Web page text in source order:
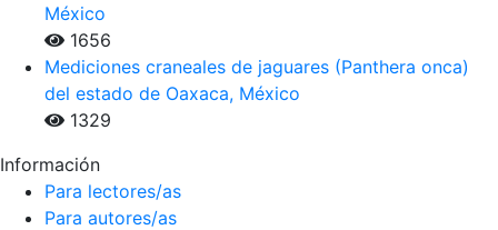
México
1656
Mediciones craneales de jaguares (Panthera onca)
del estado de Oaxaca, México
1329
Información
Para lectores/as
Para autores/as